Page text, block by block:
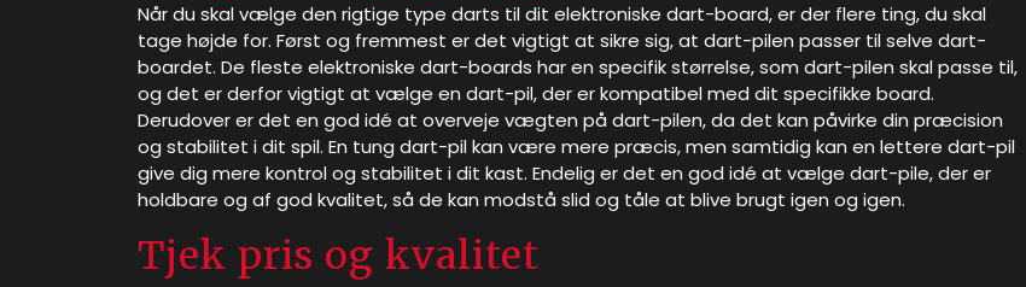
Når du skal vælge den rigtige type darts til dit elektroniske dart-board, er der flere ting, du skal
tage højde for. Først og fremmest er det vigtigt at sikre sig, at dart-pilen passer til selve dart-
boardet. De fleste elektroniske dart-boards har en specifik størrelse, som dart-pilen skal passe til,
og det er derfor vigtigt at vælge en dart-pil, der er kompatibel med dit specifikke board.
Derudover er det en god idé at overveje vægten på dart-pilen, da det kan påvirke din præcision
og stabilitet i dit spil. En tung dart-pil kan være mere præcis, men samtidig kan en lettere dart-pil
give dig mere kontrol og stabilitet i dit kast. Endelig er det en god idé at vælge dart-pile, der er
holdbare og af god kvalitet, så de kan modstå slid og tåle at blive brugt igen og igen.
Tjek pris og kvalitet